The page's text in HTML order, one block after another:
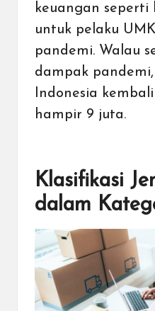
keuangan
untuk pelaku
pandemi. Walau
dampak
Indonesia
hampir 9 juta.
Klasifikasi
dalam